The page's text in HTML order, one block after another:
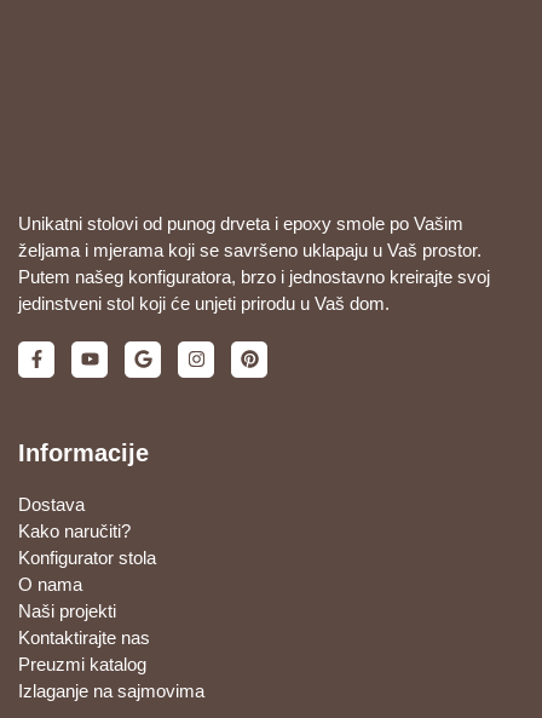
Unikatni stolovi od punog drveta i epoxy smole po Vašim
željama i mjerama koji se savršeno uklapaju u Vaš prostor.
Putem našeg konfiguratora, brzo i jednostavno kreirajte svoj
jedinstveni stol koji će unjeti prirodu u Vaš dom.
Informacije
Dostava
Kako naručiti?
Konfigurator stola
O nama
Naši projekti
Kontaktirajte nas
Preuzmi katalog
Izlaganje na sajmovima